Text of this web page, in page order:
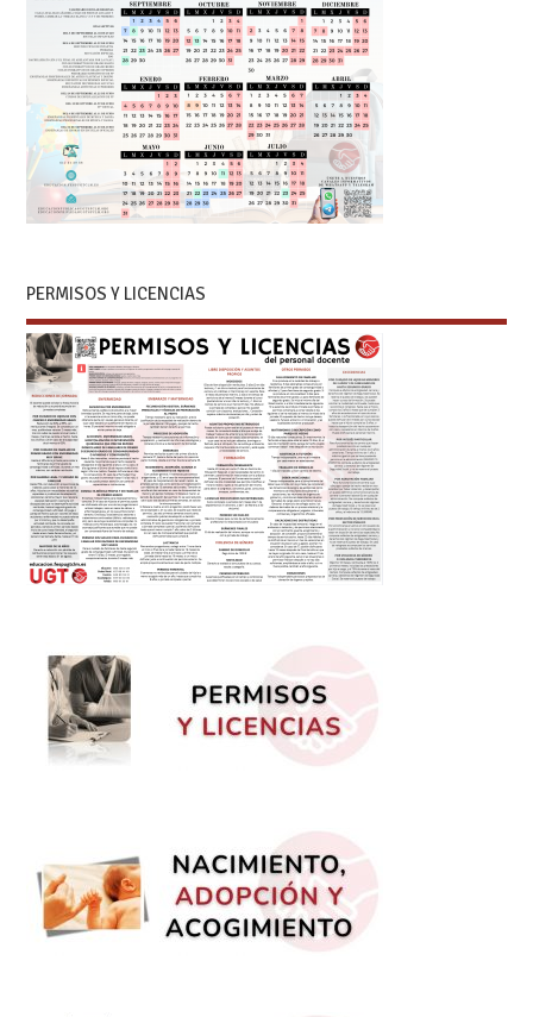
PERMISOS Y LICENCIAS